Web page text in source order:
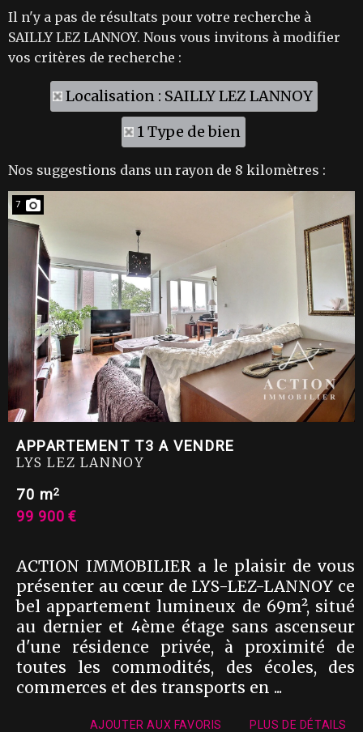
Il n'y a pas de résultats pour votre recherche à
SAILLY LEZ LANNOY. Nous vous invitons à modifier
vos critères de recherche :
Localisation : SAILLY LEZ LANNOY
1 Type de bien
Nos suggestions dans un rayon de 8 kilomètres :
7
APPARTEMENT T3 A VENDRE
LYS LEZ LANNOY
70 m2
99 900 €
ACTION IMMOBILIER a le plaisir de vous
présenter au cœur de LYS-LEZ-LANNOY ce
bel appartement lumineux de 69m², situé
au dernier et 4ème étage sans ascenseur
d'une résidence privée, à proximité de
toutes les commodités, des écoles, des
commerces et des transports en ...
AJOUTER AUX FAVORIS PLUS DE DÉTAILS